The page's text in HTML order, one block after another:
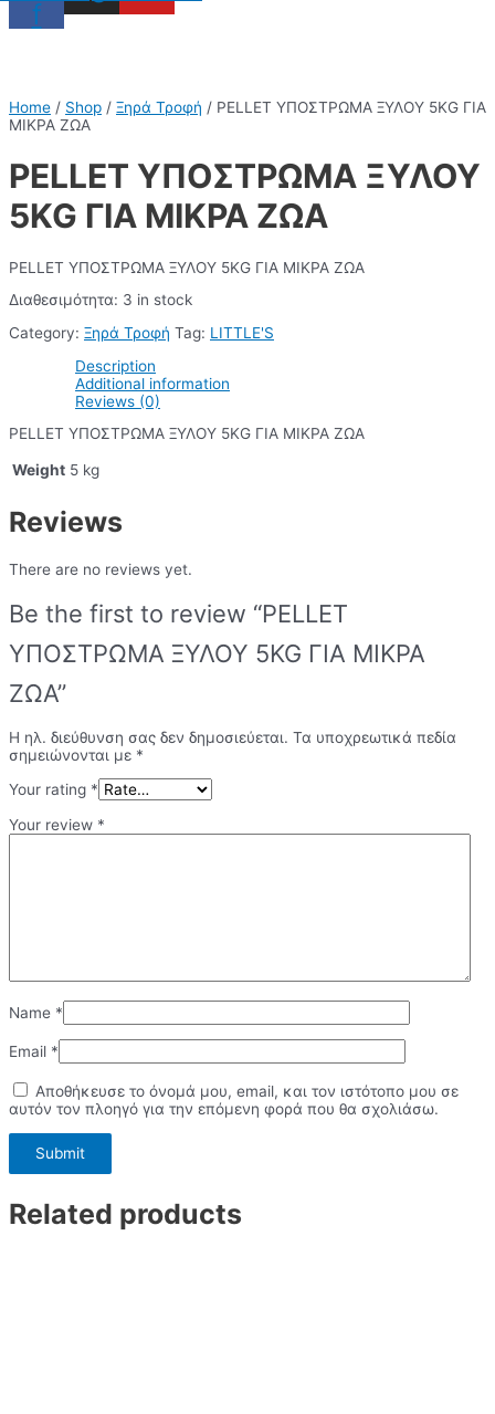
f
Home / Shop / Ξηρά Τροφή / PELLET ΥΠΟΣΤΡΩΜΑ ΞΥΛΟΥ 5KG ΓΙΑ
ΜΙΚΡΑ ΖΩΑ
PELLET ΥΠΟΣΤΡΩΜΑ ΞΥΛΟΥ
5KG ΓΙΑ ΜΙΚΡΑ ΖΩΑ
PELLET ΥΠΟΣΤΡΩΜΑ ΞΥΛΟΥ 5KG ΓΙΑ ΜΙΚΡΑ ΖΩΑ
Διαθεσιμότητα: 3 in stock
Category: Ξηρά Τροφή Tag: LITTLE'S
Description
Additional information
Reviews (0)
PELLET ΥΠΟΣΤΡΩΜΑ ΞΥΛΟΥ 5KG ΓΙΑ ΜΙΚΡΑ ΖΩΑ
Weight 5 kg
Reviews
There are no reviews yet.
Be the first to review “PELLET
ΥΠΟΣΤΡΩΜΑ ΞΥΛΟΥ 5KG ΓΙΑ ΜΙΚΡΑ
ΖΩΑ”
Η ηλ. διεύθυνση σας δεν δημοσιεύεται. Τα υποχρεωτικά πεδία
σημειώνονται με *
Your rating *
Your review *
Name *
Email *
Αποθήκευσε το όνομά μου, email, και τον ιστότοπο μου σε
αυτόν τον πλοηγό για την επόμενη φορά που θα σχολιάσω.
Related products